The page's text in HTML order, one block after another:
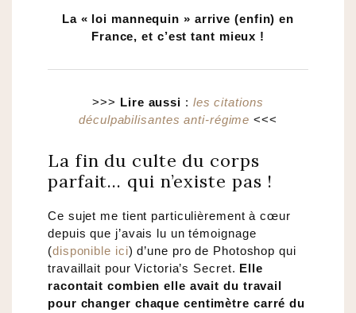
La « loi mannequin » arrive (enfin) en
France, et c’est tant mieux !
>>> Lire aussi : les citations
déculpabilisantes anti-régime <<<
La fin du culte du corps
parfait… qui n’existe pas !
Ce sujet me tient particulièrement à cœur
depuis que j’avais lu un témoignage
(disponible ici) d’une pro de Photoshop qui
travaillait pour Victoria’s Secret. Elle
racontait combien elle avait du travail
pour changer chaque centimètre carré du